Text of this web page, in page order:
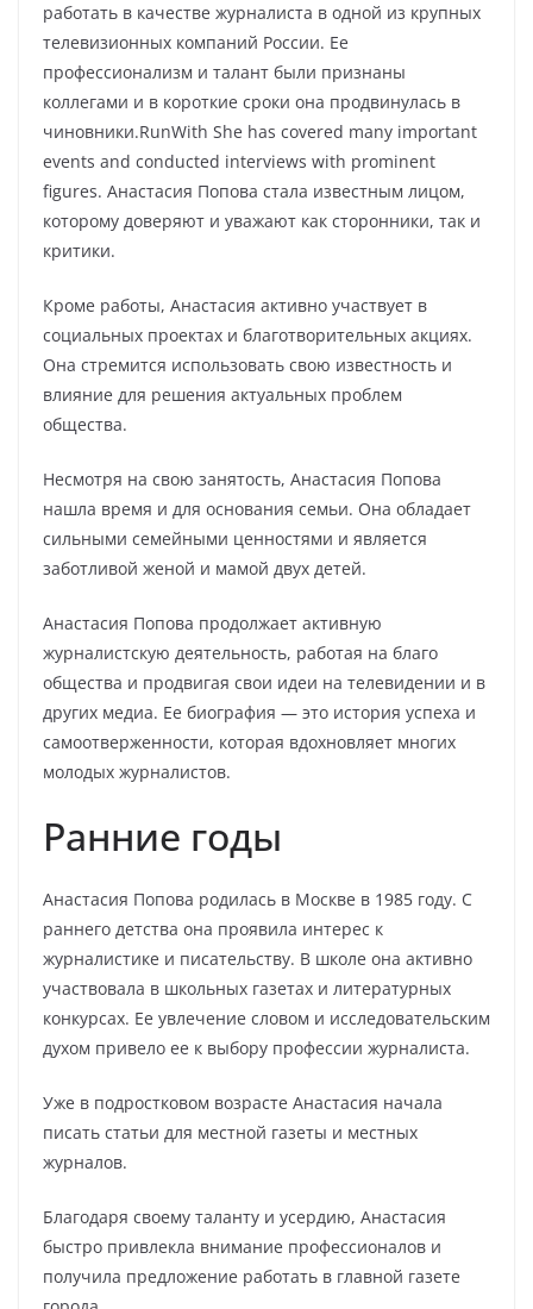
работать в качестве журналиста в одной из крупных
телевизионных компаний России. Ее
профессионализм и талант были признаны
коллегами и в короткие сроки она продвинулась в
чиновники.RunWith She has covered many important
events and conducted interviews with prominent
figures. Анастасия Попова стала известным лицом,
которому доверяют и уважают как сторонники, так и
критики.
Кроме работы, Анастасия активно участвует в
социальных проектах и благотворительных акциях.
Она стремится использовать свою известность и
влияние для решения актуальных проблем
общества.
Несмотря на свою занятость, Анастасия Попова
нашла время и для основания семьи. Она обладает
сильными семейными ценностями и является
заботливой женой и мамой двух детей.
Анастасия Попова продолжает активную
журналистскую деятельность, работая на благо
общества и продвигая свои идеи на телевидении и в
других медиа. Ее биография — это история успеха и
самоотверженности, которая вдохновляет многих
молодых журналистов.
Ранние годы
Анастасия Попова родилась в Москве в 1985 году. С
раннего детства она проявила интерес к
журналистике и писательству. В школе она активно
участвовала в школьных газетах и литературных
конкурсах. Ее увлечение словом и исследовательским
духом привело ее к выбору профессии журналиста.
Уже в подростковом возрасте Анастасия начала
писать статьи для местной газеты и местных
журналов.
Благодаря своему таланту и усердию, Анастасия
быстро привлекла внимание профессионалов и
получила предложение работать в главной газете